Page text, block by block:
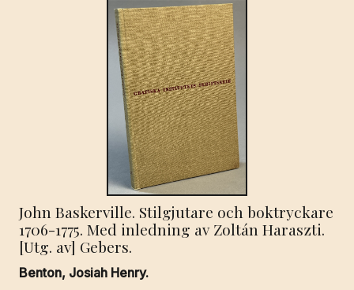
John Baskerville. Stilgjutare och boktryckare
1706-1775. Med inledning av Zoltán Haraszti.
[Utg. av] Gebers.
Benton, Josiah Henry.